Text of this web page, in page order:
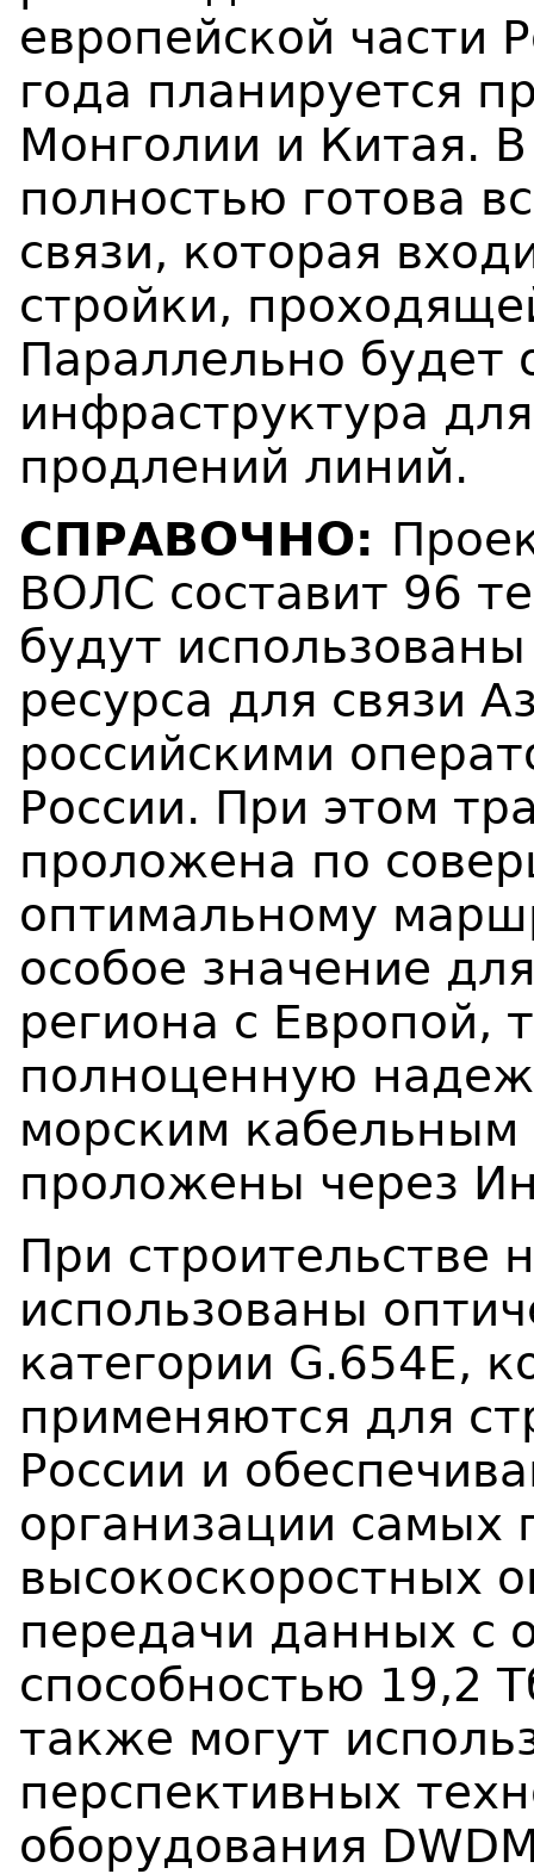
европейской части
года планируется
Монголии и Китая.
полностью готова
связи, которая
стройки,
Параллельно будет
инфраструктура
продлений линий.
СПРАВОЧНО:
ВОЛС составит 96
будут
ресурса для связи
российскими
России. При этом
проложена по
оптимальному
особое значение
региона с Европой,
полноценную
морским
проложены через
При строительстве
использованы
категории G.654Е,
применяются для
России и
организации самых
высокоскоростных
передачи данных с
способностью 19,2
также могут
перспективных
оборудования